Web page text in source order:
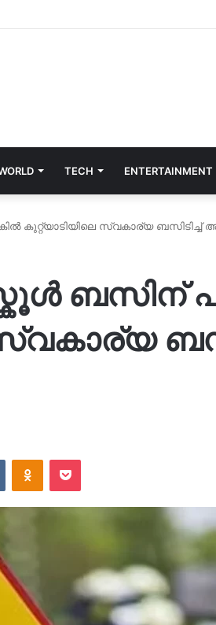
TECH ENTERTAINMENT
കുറ്റ്യാടിയിലെ സ്വകാര്യ ബസിടിച്ച്
ബസിന്
VKontakteOdnoklassniki
Pocket